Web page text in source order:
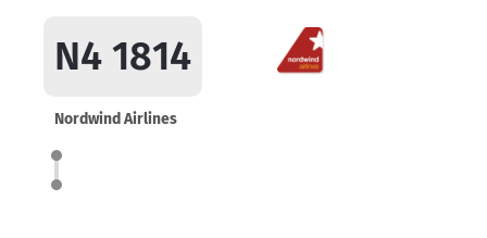
N4 1814
Nordwind Airlines